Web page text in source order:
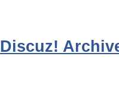
Discuz!